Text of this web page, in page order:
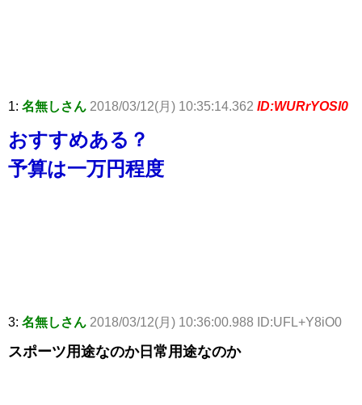
1: 名無しさん 2018/03/12(月) 10:35:14.362 ID:WURrYOSl0
おすすめある？
予算は一万円程度
3: 名無しさん 2018/03/12(月) 10:36:00.988 ID:UFL+Y8iO0
スポーツ用途なのか日常用途なのか